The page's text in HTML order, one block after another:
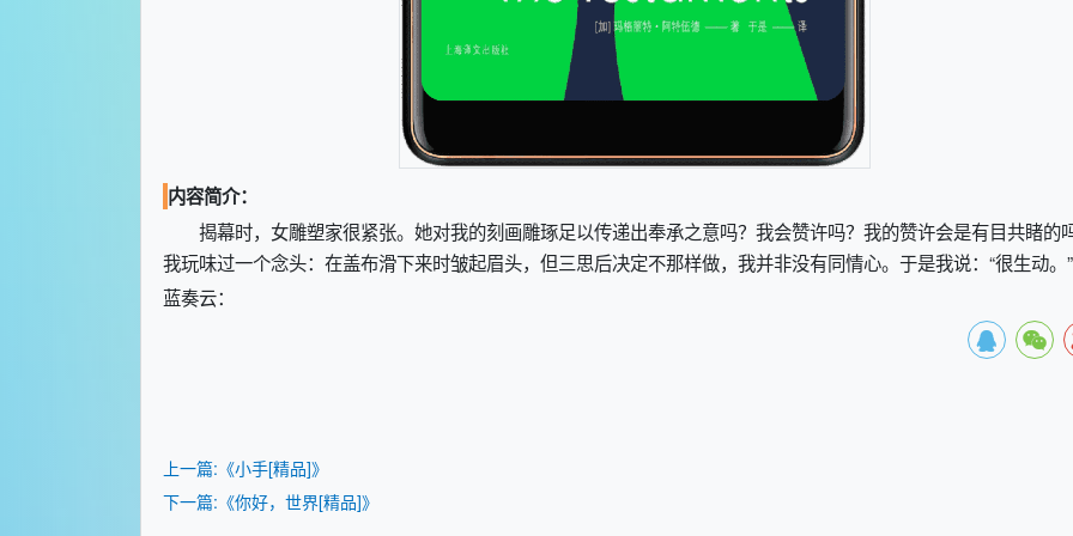
内容简介：
揭幕时，女雕塑家很紧张。她对我的刻画雕琢足以传递出奉承之意吗？我会赞许吗？我的赞许会是有目共睹的
我玩味过一个念头：在盖布滑下来时皱起眉头，但三思后决定不那样做，我并非没有同情心。于是我说：“很生动。”
蓝奏云：
上一篇:《小手[精品]》
下一篇:《你好，世界[精品]》